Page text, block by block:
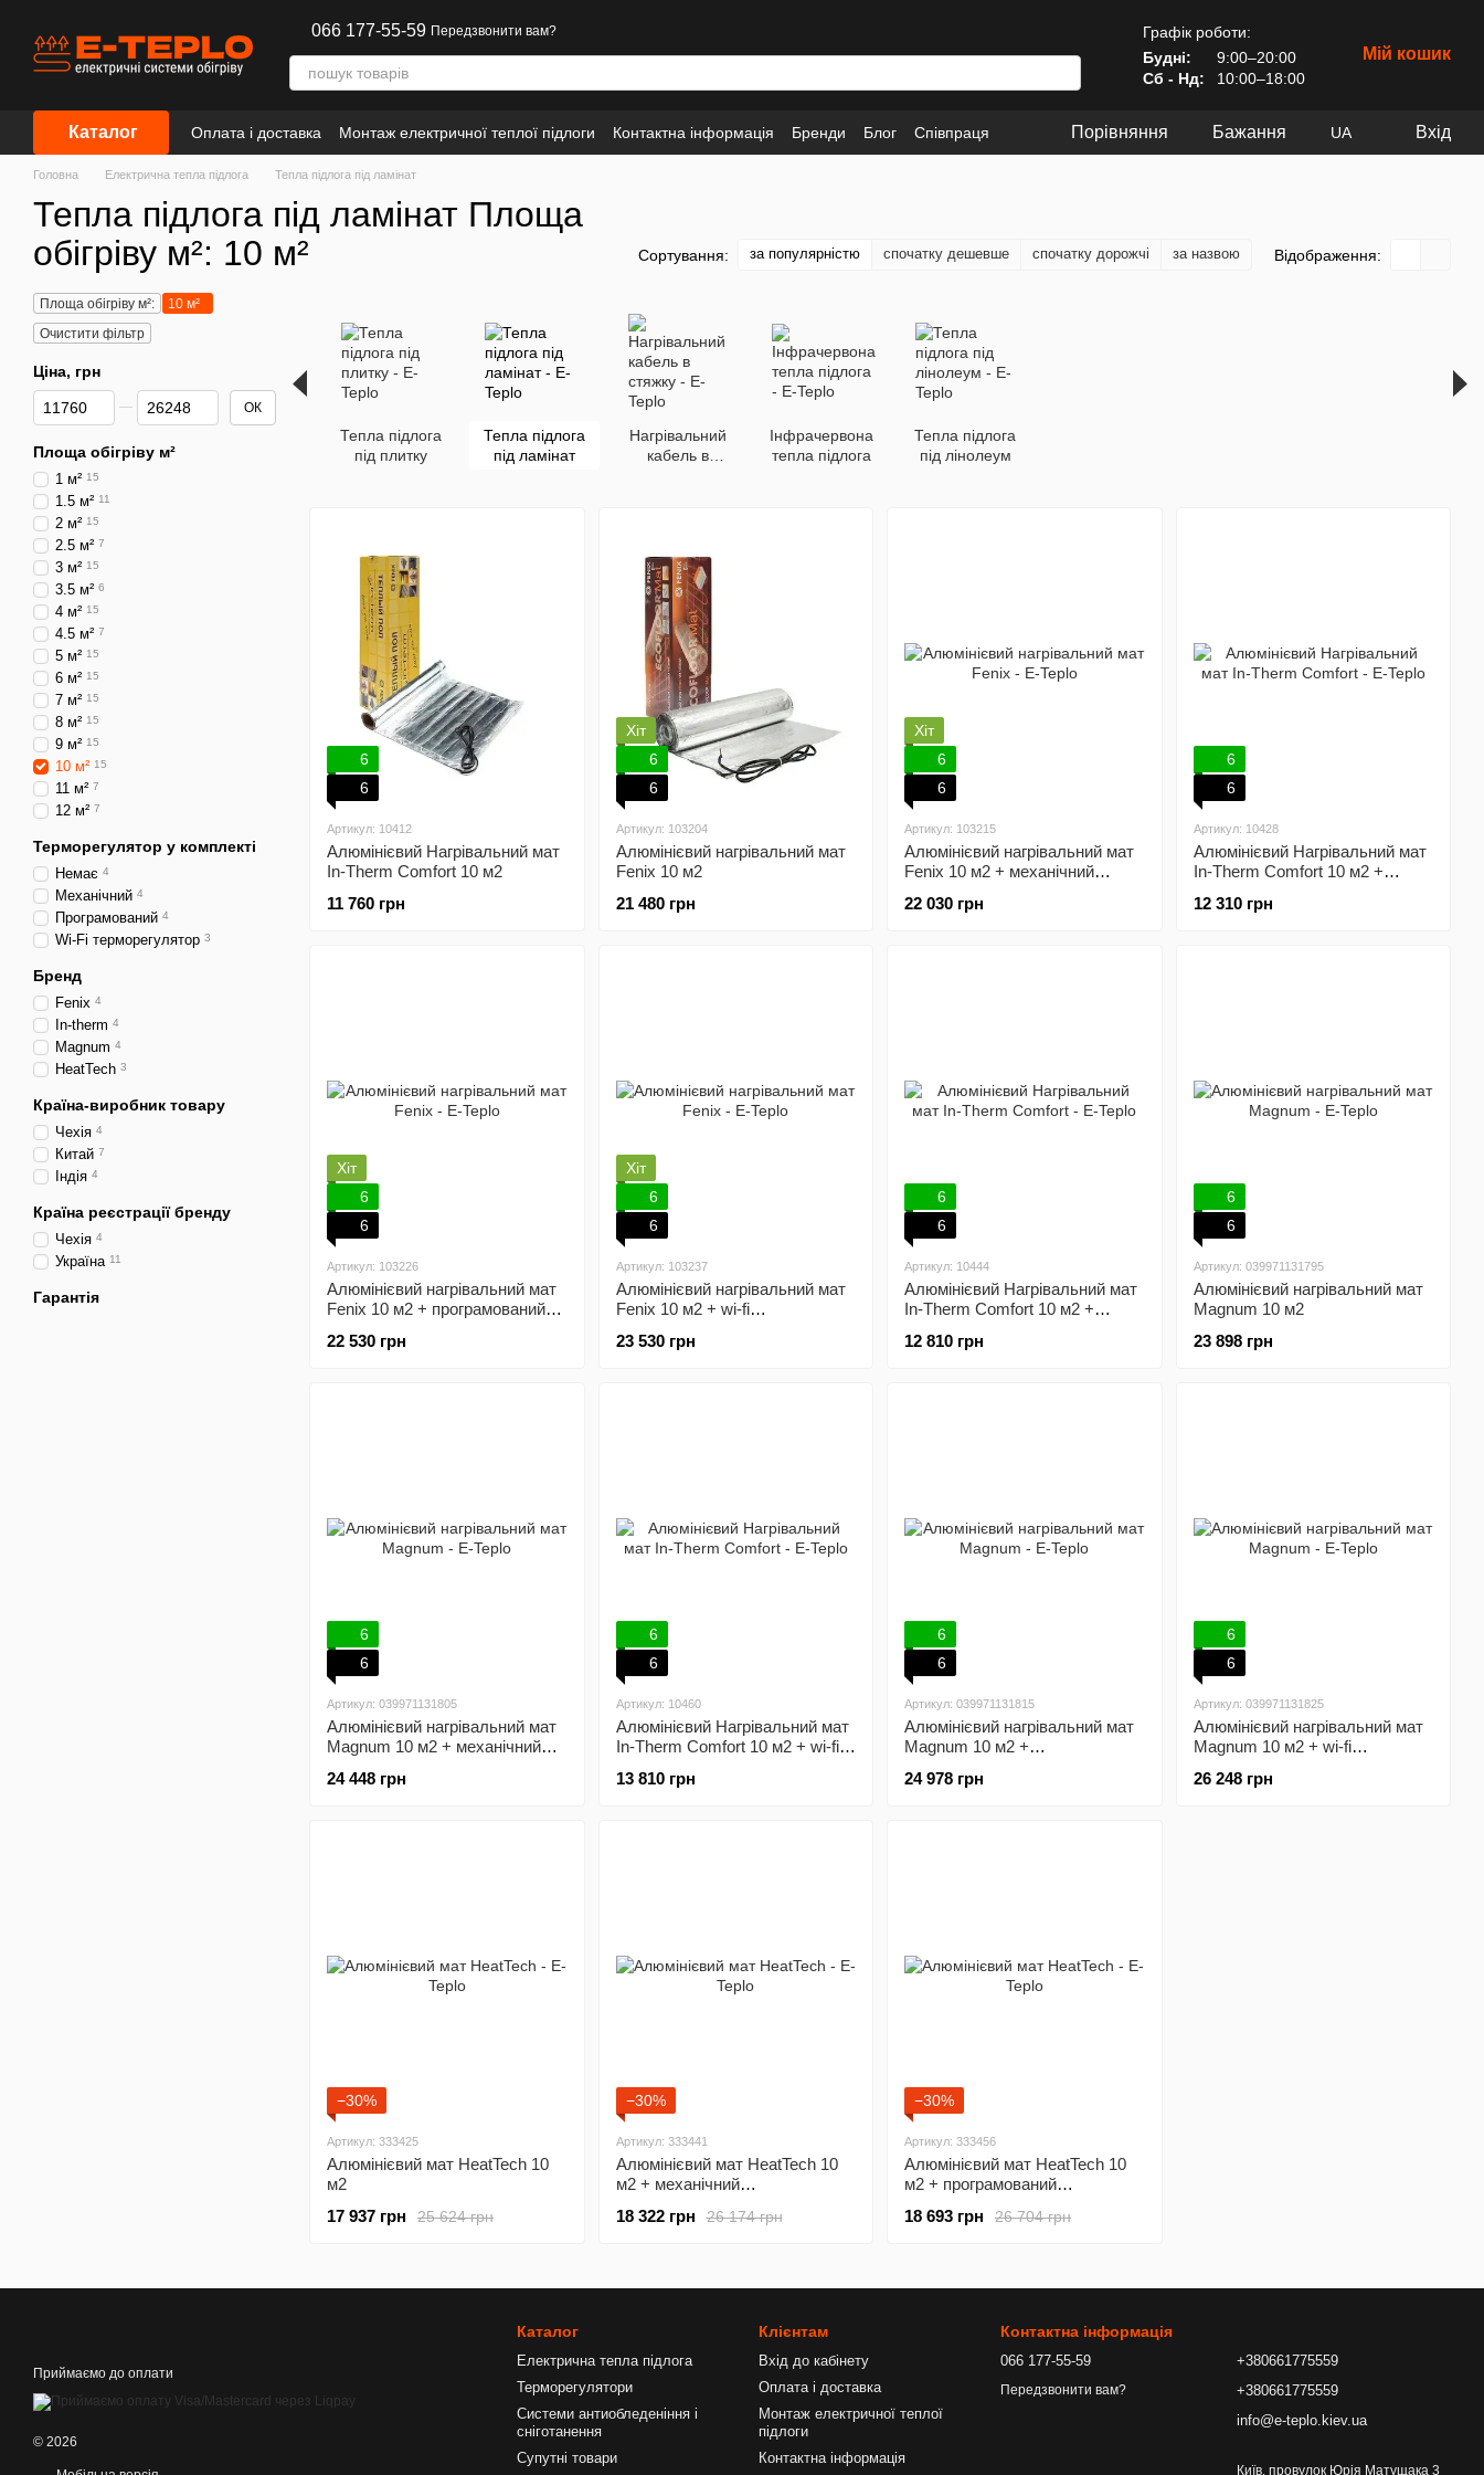
066 177-55-59 Передзвонити вам?
Графік роботи:
Будні:
9:00–20:00
Сб - Нд:
10:00–18:00
Мій кошик
Каталог Оплата і доставка Монтаж електричної теплої підлоги Контактна інформація Бренди Блог
Співпраця
Інформація
Порівняння Бажання UA Вхід
Головна Електрична тепла підлога Тепла підлога під ламінат
Тепла підлога під ламінат Площа
обігріву м²: 10 м²
Сортування: за популярністю спочатку дешевше спочатку дорожчі за назвою Відображення:
Тепла підлога
під плитку
Тепла підлога
під ламінат
Нагрівальний
кабель в
Інфрачервона
тепла підлога
Тепла підлога
під лінолеум
6
6
Артикул: 10412
Алюмінієвий Нагрівальний мат
In-Therm Comfort 10 м2
11 760 грн
Хіт
6
6
Артикул: 103204
Алюмінієвий нагрівальний мат
Fenix 10 м2
21 480 грн
Хіт
6
6
Артикул: 103215
Алюмінієвий нагрівальний мат
Fenix 10 м2 + механічний
22 030 грн
6
6
Артикул: 10428
Алюмінієвий Нагрівальний мат
In-Therm Comfort 10 м2 +
12 310 грн
Хіт
6
6
Артикул: 103226
Алюмінієвий нагрівальний мат
Fenix 10 м2 + програмований
22 530 грн
Хіт
6
6
Артикул: 103237
Алюмінієвий нагрівальний мат
Fenix 10 м2 + wi-fi
23 530 грн
6
6
Артикул: 10444
Алюмінієвий Нагрівальний мат
In-Therm Comfort 10 м2 +
12 810 грн
6
6
Артикул: 039971131795
Алюмінієвий нагрівальний мат
Magnum 10 м2
23 898 грн
6
6
Артикул: 039971131805
Алюмінієвий нагрівальний мат
Magnum 10 м2 + механічний
24 448 грн
6
6
Артикул: 10460
Алюмінієвий Нагрівальний мат
In-Therm Comfort 10 м2 + wi-fi
13 810 грн
6
6
Артикул: 039971131815
Алюмінієвий нагрівальний мат
Magnum 10 м2 +
24 978 грн
6
6
Артикул: 039971131825
Алюмінієвий нагрівальний мат
Magnum 10 м2 + wi-fi
26 248 грн
−30%
Артикул: 333425
Алюмінієвий мат HeatTech 10
м2
25 624 грн
17 937 грн
−30%
Артикул: 333441
Алюмінієвий мат HeatTech 10
м2 + механічний
26 174 грн
18 322 грн
−30%
Артикул: 333456
Алюмінієвий мат HeatTech 10
м2 + програмований
26 704 грн
18 693 грн
Площа обігріву м²:
10 м²
Очистити фільтр
Ціна, грн
Від Ціна, грн
До Ціна, грн ОК
Площа обігріву м²
1 м² 15
1.5 м² 11
2 м² 15
2.5 м² 7
3 м² 15
3.5 м² 6
4 м² 15
4.5 м² 7
5 м² 15
6 м² 15
7 м² 15
8 м² 15
9 м² 15
10 м² 15
11 м² 7
12 м² 7
Терморегулятор у комплекті
Немає 4
Механічний 4
Програмований 4
Wi-Fi терморегулятор 3
Бренд
Fenix 4
In-therm 4
Magnum 4
HeatTech 3
Країна-виробник товару
Чехія 4
Китай 7
Індія 4
Країна реєстрації бренду
Чехія 4
Україна 11
Гарантія
Приймаємо до оплати
© 2026
Каталог
Електрична тепла підлога
Терморегулятори
Системи антиобледеніння і
сніготанення
Супутні товари
Клієнтам
Вхід до кабінету
Оплата і доставка
Монтаж електричної теплої
підлоги
Контактна інформація
Контактна інформація
066 177-55-59
Передзвонити вам?
+380661775559
+380661775559
info@e-teplo.kiev.ua
Київ. провулок Юрія Матущака 3